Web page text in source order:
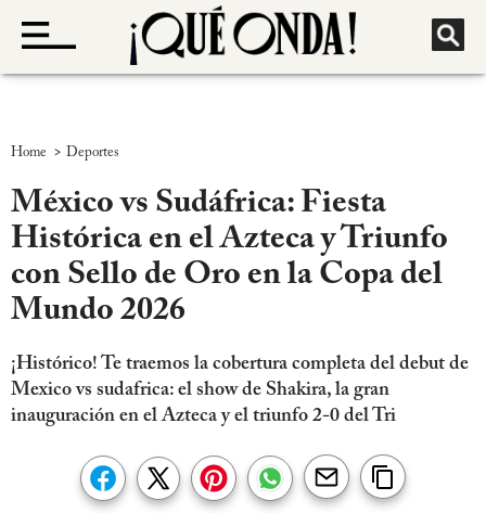
Home > Deportes
México vs Sudáfrica: Fiesta
Histórica en el Azteca y Triunfo
con Sello de Oro en la Copa del
Mundo 2026
¡Histórico! Te traemos la cobertura completa del debut de
Mexico vs sudafrica: el show de Shakira, la gran
inauguración en el Azteca y el triunfo 2-0 del Tri